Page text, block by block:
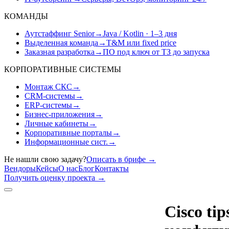
КОМАНДЫ
Аутстаффинг Senior→Java / Kotlin · 1–3 дня
Выделенная команда →T&M или fixed price
Заказная разработка →ПО под ключ от ТЗ до запуска
КОРПОРАТИВНЫЕ СИСТЕМЫ
Монтаж СКС →
CRM-системы→
ERP-системы→
Бизнес-приложения→
Личные кабинеты→
Корпоративные порталы→
Информационные сист. →
Не нашли свою задачу?Описать в брифе →
ВендорыКейсыО насБлогКонтакты
Получить оценку проекта →
Cisco